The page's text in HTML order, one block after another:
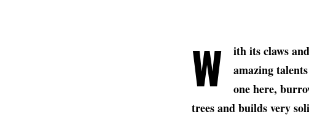
W
ith its claws
amazing
one here,
trees and builds very